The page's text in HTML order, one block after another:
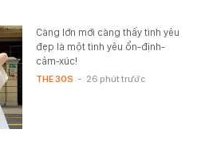
Càng lớn mới càng thấy tình yêu
đẹp là một tình yêu ổn-định-
cảm-xúc!
THE 30S - 26 phút trước